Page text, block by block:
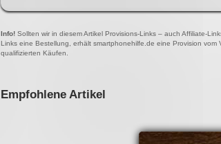
Info! Sollten wir in diesem Artikel Provisions-Links – auch Affiliate-
Links eine Bestellung, erhält smartphonehilfe.de eine Provision
qualifizierten Käufen.
Empfohlene Artikel